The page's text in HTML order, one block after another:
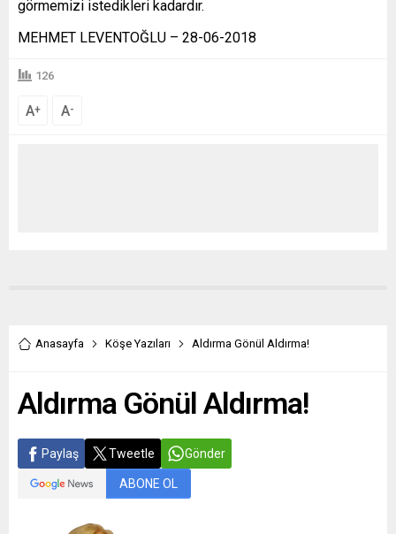
görmemizi istedikleri kadardır.
MEHMET LEVENTOĞLU – 28-06-2018
126
A+ A-
Anasayfa Köşe Yazıları Aldırma Gönül Aldırma!
Aldırma Gönül Aldırma!
Paylaş Tweetle Gönder
ABONE OL